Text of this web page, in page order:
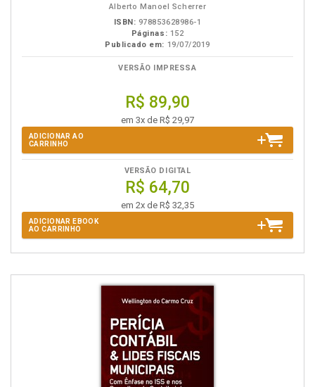
Alberto Manoel Scherrer
ISBN: 978853628986-1
Páginas: 152
Publicado em: 19/07/2019
VERSÃO IMPRESSA
R$ 89,90
em 3x de R$ 29,97
ADICIONAR AO
CARRINHO
VERSÃO DIGITAL
R$ 64,70
em 2x de R$ 32,35
ADICIONAR EBOOK
AO CARRINHO